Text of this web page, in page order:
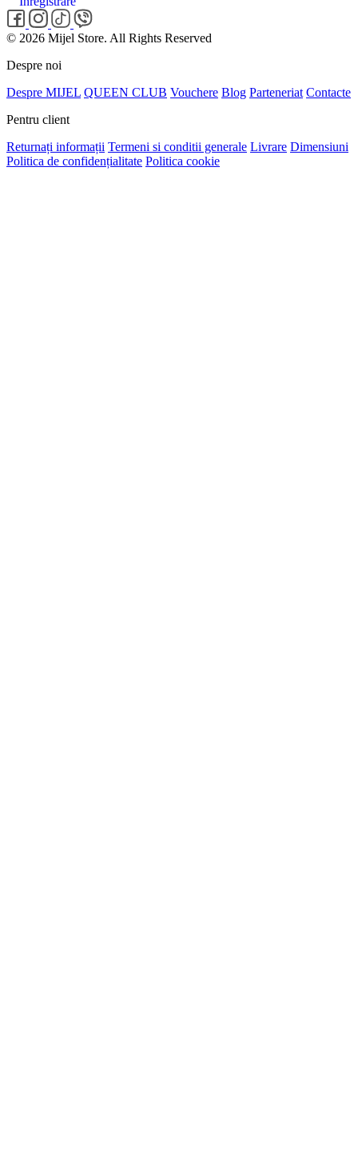
© 2026 Mijel Store. All Rights Reserved
Despre noi
Despre MIJEL QUEEN CLUB Vouchere Blog Parteneriat Contacte
Pentru client
Returnați informații Termeni si conditii generale Livrare Dimensiuni
Politica de confidențialitate Politica cookie